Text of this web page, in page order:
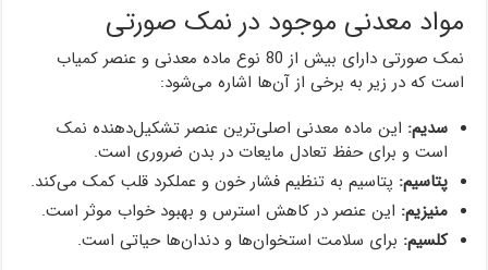
مواد معدنی موجود در نمک صورتی
نمک صورتی دارای بیش از 80 نوع ماده معدنی و عنصر کمیاب
است که در زیر به برخی از آن‌ها اشاره می‌شود:
سدیم: این ماده معدنی اصلی‌ترین عنصر تشکیل‌دهنده نمک
است و برای حفظ تعادل مایعات در بدن ضروری است.
پتاسیم: پتاسیم به تنظیم فشار خون و عملکرد قلب کمک می‌کند.
منیزیم: این عنصر در کاهش استرس و بهبود خواب موثر است.
کلسیم: برای سلامت استخوان‌ها و دندان‌ها حیاتی است.